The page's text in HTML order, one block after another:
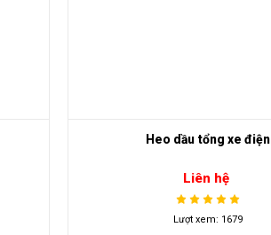
Heo dầu tổng xe điện
Liên hệ
Lượt xem: 1679